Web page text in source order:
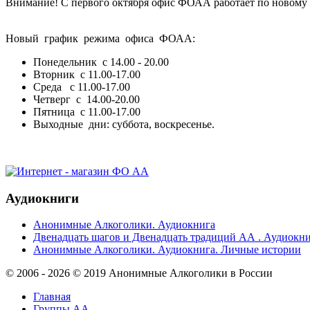
Новый график режима офиса ФОАА:
Понедельник с 14.00 - 20.00
Вторник с 11.00-17.00
Среда с 11.00-17.00
Четверг с 14.00-20.00
Пятница с 11.00-17.00
Выходные дни: суббота, воскресенье.
Аудиокниги
Анонимные Алкоголики. Аудиокнига
Двенадцать шагов и Двенадцать традиций АА .
Анонимные Алкоголики. Аудиокнига. Личные истории
© 2006 - 2026 © 2019 Анонимные Алкоголики в России
Главная